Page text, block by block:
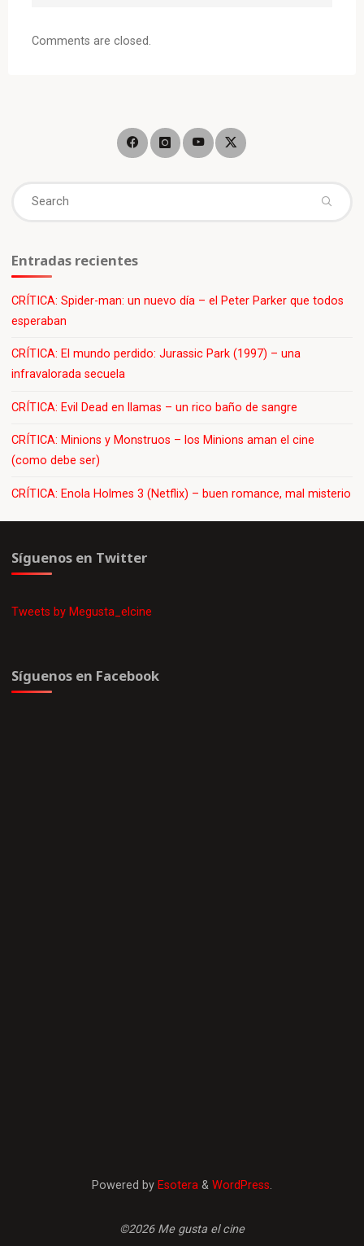
Comments are closed.
Entradas recientes
CRÍTICA: Spider-man: un nuevo día – el Peter Parker que todos
esperaban
CRÍTICA: El mundo perdido: Jurassic Park (1997) – una
infravalorada secuela
CRÍTICA: Evil Dead en llamas – un rico baño de sangre
CRÍTICA: Minions y Monstruos – los Minions aman el cine
(como debe ser)
CRÍTICA: Enola Holmes 3 (Netflix) – buen romance, mal misterio
Síguenos en Twitter
Tweets by Megusta_elcine
Síguenos en Facebook
Powered by Esotera & WordPress.
©2026 Me gusta el cine